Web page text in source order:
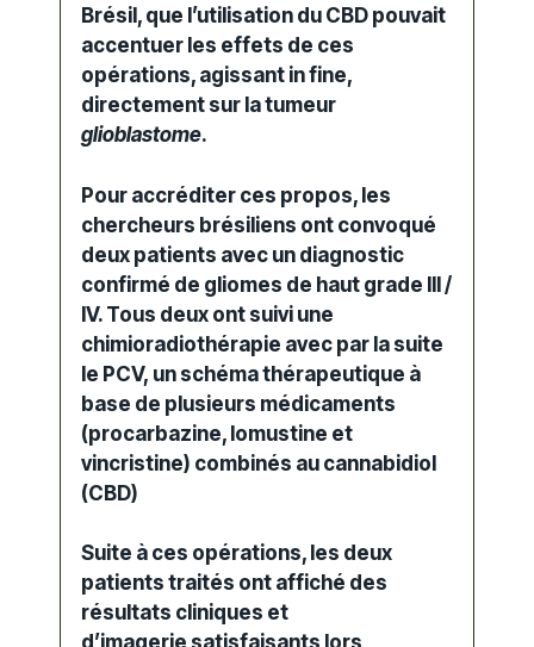
Brésil, que l’utilisation du CBD pouvait
accentuer les effets de ces
opérations, agissant in fine,
directement sur la tumeur
glioblastome.
Pour accréditer ces propos, les
chercheurs brésiliens ont convoqué
deux patients avec un diagnostic
confirmé de gliomes de haut grade III /
IV. Tous deux ont suivi une
chimioradiothérapie avec par la suite
le PCV, un schéma thérapeutique à
base de plusieurs médicaments
(procarbazine, lomustine et
vincristine) combinés au cannabidiol
(CBD)
Suite à ces opérations, les deux
patients traités ont affiché des
résultats cliniques et